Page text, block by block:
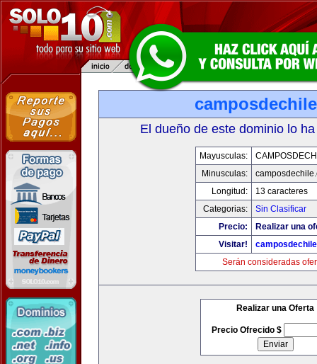
El dueño de este dominio lo
Mayusculas:
Minusculas:
Longitud:
13 caracteres
Categorias:
Sin Clasificar
Precio:
Realizar una
Visitar!
Serán consideradas
Realizar una Oferta
Precio Ofrecido $